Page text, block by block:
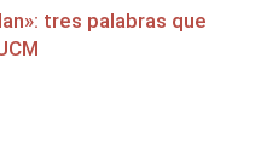
tres palabras que